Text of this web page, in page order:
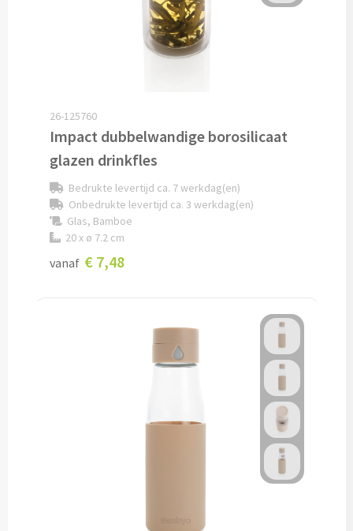
Touchpennen bedrukken
Alle schrijfwaren & pennen
Markeerstiften bedrukken
Kinderschrijfwaren bedrukken
Notitieboekjes bedrukken
26-125760
Impact dubbelwandige borosilicaat
glazen drinkfles
Bedrukte levertijd ca. 7 werkdag(en)
Onbedrukte levertijd ca. 3 werkdag(en)
Glas, Bamboe
20 x ø 7.2 cm
vanaf € 7,48